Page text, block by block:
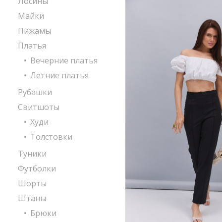
Майки
Пижамы
Платья
Вечерние платья
Летние платья
Рубашки
Свитшоты
Худи
Толстовки
Туники
Футболки
Шорты
Штаны
Брюки